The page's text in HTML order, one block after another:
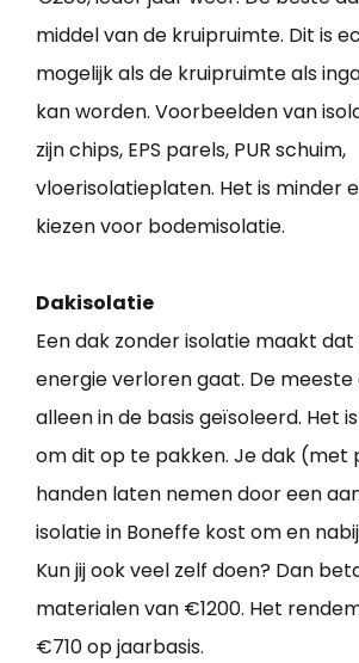
middel van de kruipruimte. Dit is
mogelijk als de kruipruimte als
kan worden. Voorbeelden van
zijn chips, EPS parels, PUR schuim,
vloerisolatieplaten. Het is minder
kiezen voor bodemisolatie.
Dakisolatie
Een dak zonder isolatie maakt
energie verloren gaat. De meeste
alleen in de basis geïsoleerd. Het
om dit op te pakken. Je dak (met
handen laten nemen door een
isolatie in Boneffe kost om en
Kun jij ook veel zelf doen? Dan
materialen van €1200. Het
€710 op jaarbasis.